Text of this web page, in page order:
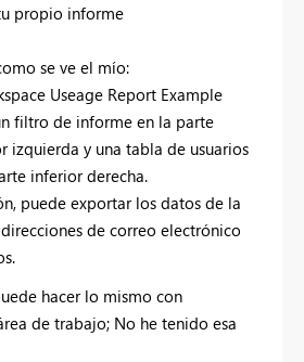
propio informe
se ve el mío:
filtro de informe en la parte
izquierda y una tabla de usuarios
inferior derecha.
puede exportar los datos de la
de correo electrónico
hacer lo mismo con
de trabajo; No he tenido esa